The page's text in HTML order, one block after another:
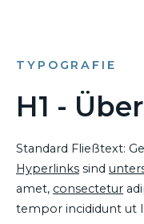
TYPOGRAFIE
H1 -
Standard Fließtext:
Hyperlinks sind
amet, consectetur
tempor incididunt ut